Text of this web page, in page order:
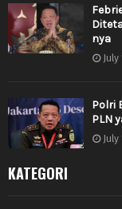
nya
Polri
PLN
KATEGORI